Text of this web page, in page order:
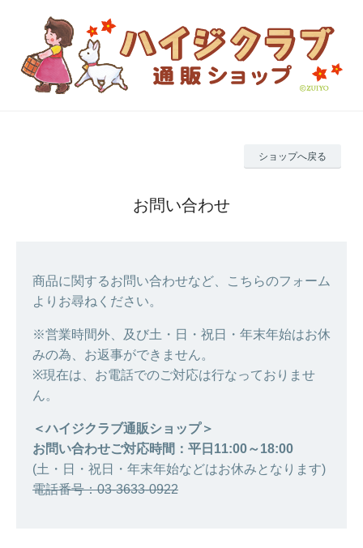
ショップへ戻る
お問い合わせ
商品に関するお問い合わせなど、こちらのフォーム
よりお尋ねください。
※営業時間外、及び土・日・祝日・年末年始はお休
みの為、お返事ができません。
※現在は、お電話でのご対応は行なっておりませ
ん。
＜ハイジクラブ通販ショップ＞
お問い合わせご対応時間：平日11:00～18:00
(土・日・祝日・年末年始などはお休みとなります)
電話番号：03-3633-0922